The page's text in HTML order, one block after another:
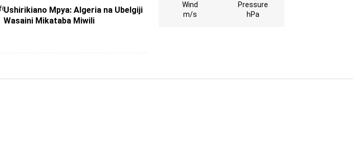
Ushirikiano Mpya: Algeria na Ubelgiji
Wasaini Mikataba Miwili
Wind
m/s
Pressure
hPa